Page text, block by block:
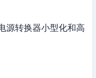
源转换器小型化和高